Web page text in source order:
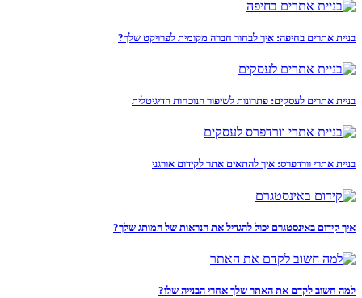
בניית אתרים בחיפה: איך לבחור חברה מקומית לפרויקט שלך?
בניית אתרים לעסקים: פתרונות לשיפור הנוכחות הדיגיטלית
בניית אתרי וורדפרס: איך להתאים אתר לקידום אורגני
איך קידום באינסטגרם יכול להגדיל את הנראות של המותג שלך?
למה חשוב לקדם את האתר שלך אחרי הבנייה שלו?